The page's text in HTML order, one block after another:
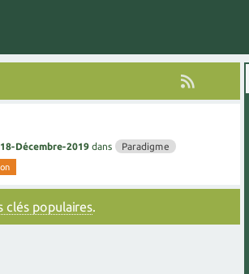
18-Décembre-2019 dans Paradigme
clés populaires.